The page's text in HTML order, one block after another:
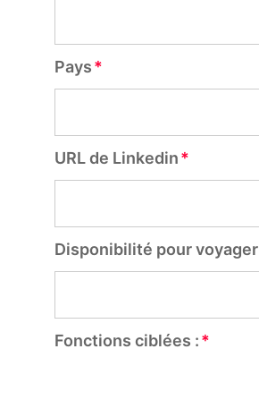
Pays
URL de Linkedin
Disponibilité pour voyager
Fonctions ciblées :